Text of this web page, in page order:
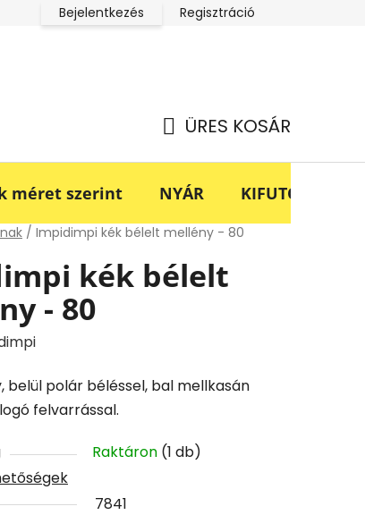
Klub adatkezelési tájékoztató
Bejelentkezés Regisztráció
ÜRES KOSÁR
méret szerint NYÁR KIFUTÓ -70%
/ Impidimpi kék bélelt mellény - 80
kék bélelt
- 80
belül polár béléssel, bal mellkasán
felvarrással.
Raktáron (1 db)
7841